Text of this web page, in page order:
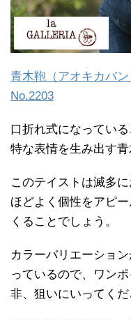
青木鞄（アオキカバ
No.2203
口折れ式になってい
特な表情を生み出す青
このテイストは滅多
ほどよく個性をアピ
くることでしょう。
カラーバリエーショ
っているので、ワン
非、狙いにいってくだ